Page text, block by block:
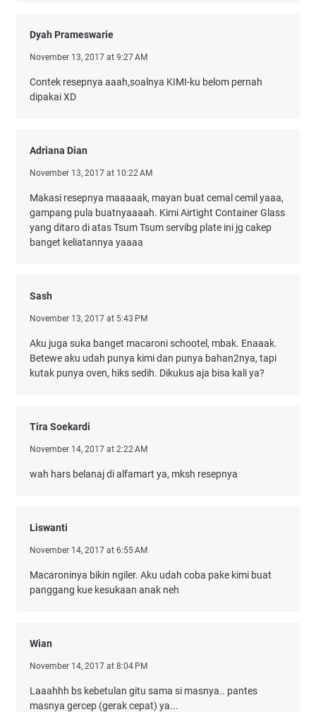
Dyah Prameswarie
November 13, 2017 at 9:27 AM
Contek resepnya aaah,soalnya KIMI-ku belom pernah
dipakai XD
Adriana Dian
November 13, 2017 at 10:22 AM
Makasi resepnya maaaaak, mayan buat cemal cemil yaaa,
gampang pula buatnyaaaah. Kimi Airtight Container Glass
yang ditaro di atas Tsum Tsum servibg plate ini jg cakep
banget keliatannya yaaaa
Sash
November 13, 2017 at 5:43 PM
Aku juga suka banget macaroni schootel, mbak. Enaaak.
Betewe aku udah punya kimi dan punya bahan2nya, tapi
kutak punya oven, hiks sedih. Dikukus aja bisa kali ya?
Tira Soekardi
November 14, 2017 at 2:22 AM
wah hars belanaj di alfamart ya, mksh resepnya
Liswanti
November 14, 2017 at 6:55 AM
Macaroninya bikin ngiler. Aku udah coba pake kimi buat
panggang kue kesukaan anak neh
Wian
November 14, 2017 at 8:04 PM
Laaahhh bs kebetulan gitu sama si masnya.. pantes
masnya gercep (gerak cepat) ya...